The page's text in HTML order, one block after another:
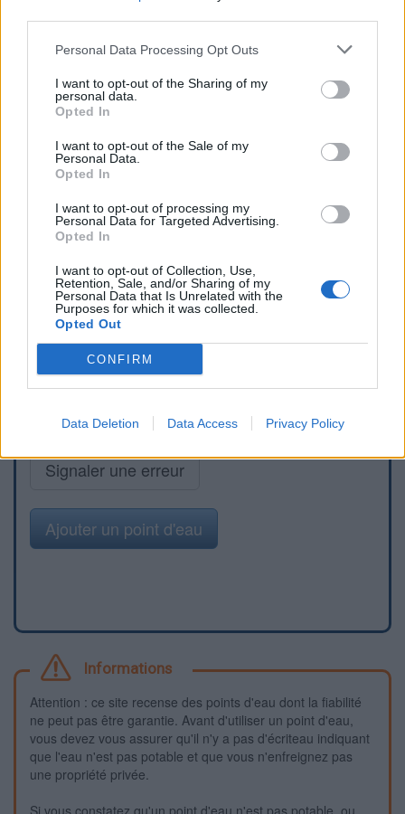
Personal Data Processing Opt Outs
I want to opt-out of the Sharing of my
personal data.
Opted In
I want to opt-out of the Sale of my
Personal Data.
Opted In
I want to opt-out of processing my
Personal Data for Targeted Advertising.
Opted In
I want to opt-out of Collection, Use,
Retention, Sale, and/or Sharing of my
Personal Data that Is Unrelated with the
Purposes for which it was collected.
Opted Out
CONFIRM
Data Deletion Data Access Privacy Policy
Afficher la carte
Signaler une erreur
Ajouter un point d'eau
Informations
Attention : ce site recense des points d'eau dont la fiabilité
ne peut pas être garantie. Avant d'utiliser un point d'eau,
vous devez vous assurer qu'il n'y a pas d'écriteau indiquant
que l'eau n'est pas potable et que vous n'enfreignez pas
une propriété privée.